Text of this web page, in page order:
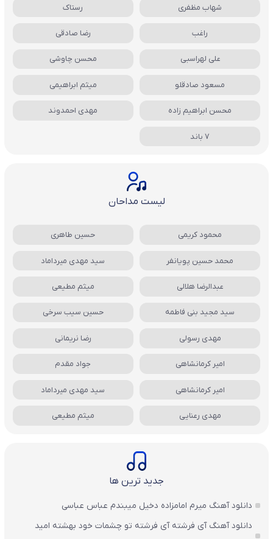
شهاب مظفری رستاک
راغب رضا صادقی
علی لهراسبی محسن چاوشی
مسعود صادقلو میثم ابراهیمی
محسن ابراهیم زاده مهدی احمدوند
7 باند
لیست مداحان
محمود کریمی حسین طاهری
محمد حسین پویانفر سید مهدی میرداماد
عبدالرضا هلالی میثم مطیعی
سید مجید بنی فاطمه حسین سیب سرخی
مهدی رسولی رضا نریمانی
امیر کرمانشاهی جواد مقدم
امیر کرمانشاهی سید مهدی میرداماد
مهدی رعنایی میثم مطیعی
جدید ترین ها
دانلود آهنگ میرم امامزاده دخیل میبندم عباس عباسی
دانلود آهنگ آی فرشته آی فرشته تو چشمات خود بهشته امید